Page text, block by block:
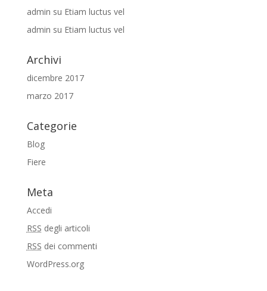
admin su Etiam luctus vel
admin su Etiam luctus vel
Archivi
dicembre 2017
marzo 2017
Categorie
Blog
Fiere
Meta
Accedi
RSS degli articoli
RSS dei commenti
WordPress.org